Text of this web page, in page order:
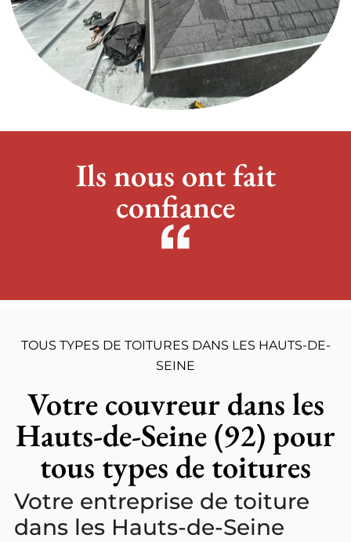
Ils nous ont fait
confiance
TOUS TYPES DE TOITURES DANS LES HAUTS-DE-
SEINE
Votre couvreur dans les
Hauts-de-Seine (92) pour
tous types de toitures
Votre entreprise de toiture
dans les Hauts-de-Seine